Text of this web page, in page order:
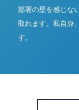
部署の壁を感じな
取れます。私自身
す。